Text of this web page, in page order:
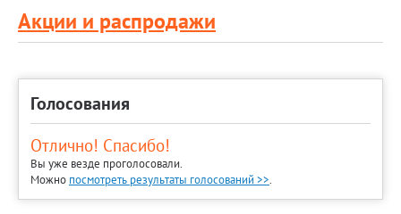
Акции и распродажи
Голосования
Отлично! Спасибо!
Вы уже везде проголосовали.
Можно посмотреть результаты голосований >>.